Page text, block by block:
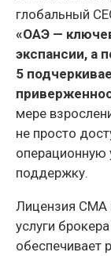
глобальный
«ОАЭ —
экспансии, а
5
мере
не просто
операционную
поддержку.
Лицензия CMA
услуги
обеспечивает